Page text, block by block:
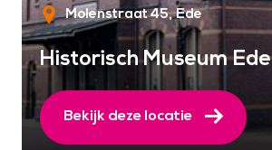
Molenstraat 45 Ede
Historisch Museum Ede
Bekijk deze locatie